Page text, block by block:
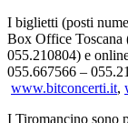
I biglietti (posti
Box Office Toscana
055.210804) e
055.667566 –
www.bitconcerti.it,
I Tiromancino sono